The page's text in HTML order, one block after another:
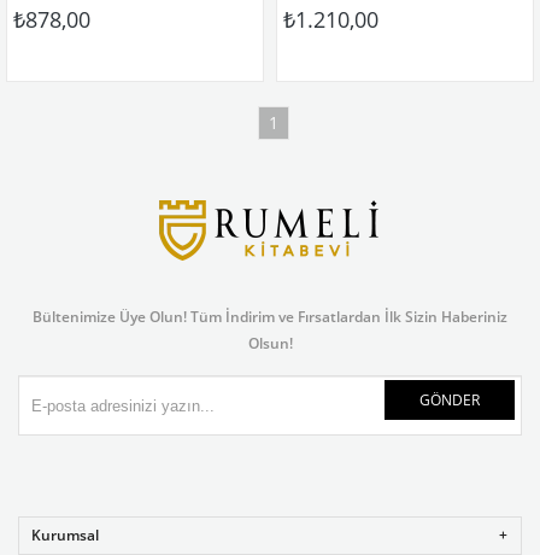
₺878,00 ISBN-13 ‏ : ‎ 978-1108730709
₺1.210,00
1
Bültenimize Üye Olun! Tüm İndirim ve Fırsatlardan İlk Sizin Haberiniz
Olsun!
GÖNDER
Kurumsal